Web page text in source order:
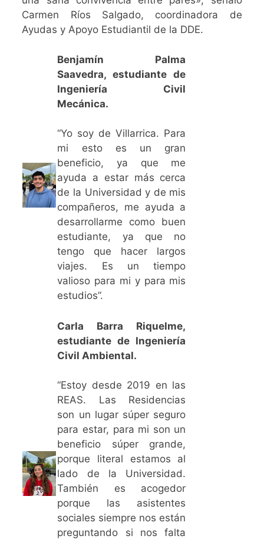
Carmen Ríos Salgado, coordinadora de
Ayudas y Apoyo Estudiantil de la DDE.
Benjamín Palma
Saavedra, estudiante de
Ingeniería Civil
Mecánica.
“Yo soy de Villarrica. Para
mi esto es un gran
beneficio, ya que me
ayuda a estar más cerca
de la Universidad y de mis
compañeros, me ayuda a
desarrollarme como buen
estudiante, ya que no
tengo que hacer largos
viajes. Es un tiempo
valioso para mi y para mis
estudios”.
Carla Barra Riquelme,
estudiante de Ingeniería
Civil Ambiental.
“Estoy desde 2019 en las
REAS. Las Residencias
son un lugar súper seguro
para estar, para mi son un
beneficio súper grande,
porque literal estamos al
lado de la Universidad.
También es acogedor
porque las asistentes
sociales siempre nos están
preguntando si nos falta